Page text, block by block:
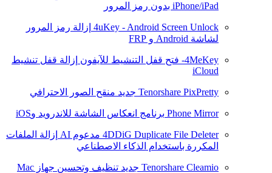
iPhone/iPad بدون رمز المرور
4uKey - Android Screen Unlock إزالة رمز المرور
لشاشة Android و FRP
4MeKey- فتح قفل التنشيط للآيفون
إزالة قفل تنشيط
iCloud
Tenorshare PixPretty جديد منقح الصور الاحترافي
Phone Mirror برنامج انعكاس الشاشة للاندرويد وiOS
4DDiG Duplicate File Deleter مدعوم AI
إزالة الملفات
المكررة باستخدام الذكاء الاصطناعي
Tenorshare Cleamio جديد
تنظيف وتحسين جهاز Mac